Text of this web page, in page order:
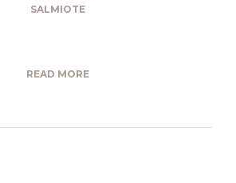
SALMIOTE
READ MORE